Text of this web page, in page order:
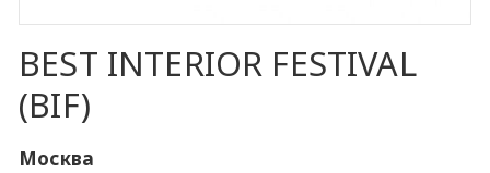
BEST INTERIOR FESTIVAL
(BIF)
Москва